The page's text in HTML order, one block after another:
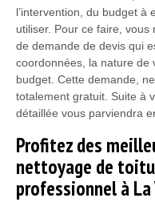
l’intervention, du budget à
utiliser. Pour ce faire, vous
de demande de devis qui
coordonnées, la nature de
budget. Cette demande,
totalement gratuit. Suite à
détaillée vous parviendra
Profitez des
nettoyage de
professionnel à La